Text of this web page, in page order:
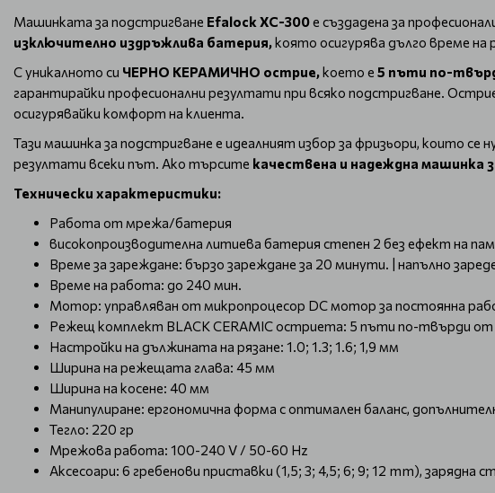
Машинката за подстригване Efalock XC-300е създадена за
изключително издръжлива батерия,която осигурява дълго време на
С уникалното си ЧЕРНО КЕРАМИЧНО острие,което е 5 пъти по-
гарантирайки професионални резултати при всяко подстригване.
осигурявайки комфорт на клиента.
Тази машинка за подстригване е идеалният избор за фризьори, които се
резултати всеки път. Ако търсите качествена и надеждна машинка
Технически характеристики:
Работа от мрежа/батерия
високопроизводителна литиева батерия степен 2 без ефект на
Време за зареждане: бързо зареждане за 20 минути. | напълно
Време на работа: до 240 мин.
Мотор: управляван от микропроцесор DC мотор за постоянна
Режещ комплект BLACK CERAMIC остриета: 5 пъти по-твърди от
Настройки на дължината на рязане: 1.0; 1.3; 1.6; 1,9 мм
Ширина на режещата глава: 45 мм
Ширина на косене: 40 мм
Манипулиране: ергономична форма с оптимален баланс,
Тегло: 220 гр
Мрежова работа: 100-240 V / 50-60 Hz
Аксесоари: 6 гребенови приставки (1,5; 3; 4,5; 6; 9; 12 mm), зарядна